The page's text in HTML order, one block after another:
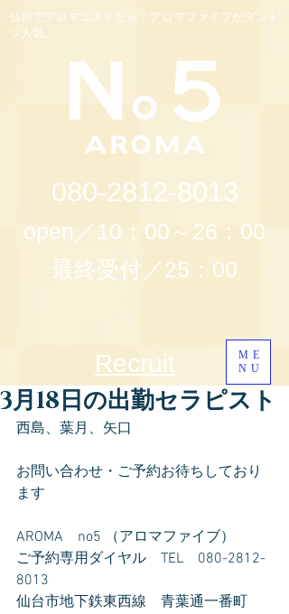
仙台でアロマエステなら！アロマファイブがダント
ツ人気。
080-2812-8013
open／10：00～26：00
最終受付／25：00
ME
NU
Recruit
3月18日の出勤セラピスト
西島、葉月、矢口
お問い合わせ・ご予約お待ちしており
ます
AROMA　no5 （アロマファイブ）
ご予約専用ダイヤル　TEL　080-2812-
8013
仙台市地下鉄東西線　青葉通一番町